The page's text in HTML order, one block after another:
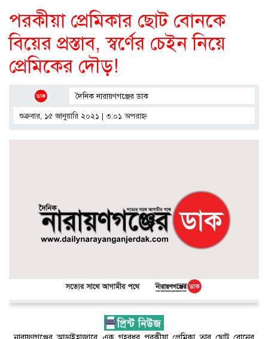
পরকীয়া প্রেমিকার ছোট বোনকে
বিয়ের প্রস্তাব, স্বর্ণের চেইন নিয়ে
প্রেমিকের দৌড়!
দৈনিক নারায়ণগঞ্জের ডাক
শুক্রবার, ১৫ জানুয়ারি ২০২১ | ৩:০১ অপরাহ্ণ